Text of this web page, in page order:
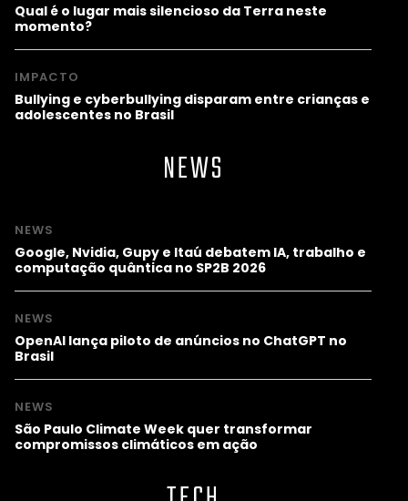
Qual é o lugar mais silencioso da Terra neste
momento?
IMPACTO
Bullying e cyberbullying disparam entre crianças e
adolescentes no Brasil
NEWS
NEWS
Google, Nvidia, Gupy e Itaú debatem IA, trabalho e
computação quântica no SP2B 2026
NEWS
OpenAI lança piloto de anúncios no ChatGPT no
Brasil
NEWS
São Paulo Climate Week quer transformar
compromissos climáticos em ação